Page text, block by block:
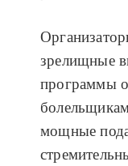
зрелищные
программы
мощные